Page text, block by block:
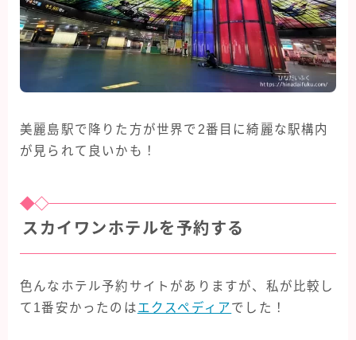
美麗島駅で降りた方が世界で2番目に綺麗な駅構内
が見られて良いかも！
スカイワンホテルを予約する
色んなホテル予約サイトがありますが、私が比較し
て1番安かったのはエクスペディア でした！